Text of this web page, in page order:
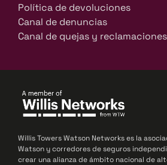
Política de devoluciones
Canal de denuncias
Canal de quejas y reclamaciones
Willis Towers Watson Networks es la
Watson y corredores de seguros
crear una alianza de ámbito nacional de